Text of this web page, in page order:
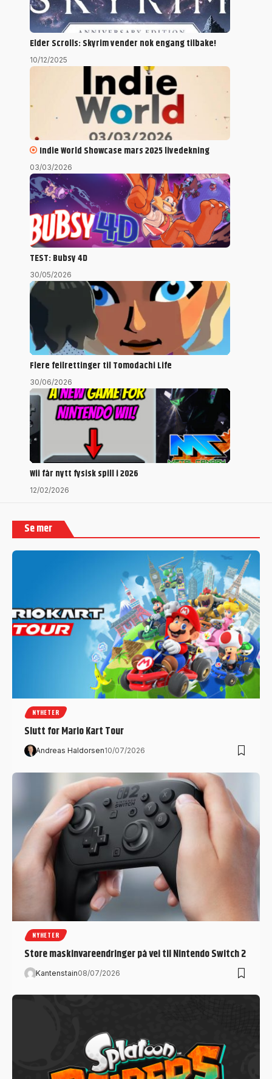
Elder Scrolls: Skyrim vender nok engang tilbake!
10/12/2025
Indie World Showcase mars 2025 livedekning
03/03/2026
TEST: Bubsy 4D
30/05/2026
Flere feilrettinger til Tomodachi Life
30/06/2026
Wii får nytt fysisk spill i 2026
12/02/2026
Se mer
NYHETER
Slutt for Mario Kart Tour
Andreas Haldorsen10/07/2026
NYHETER
Store maskinvareendringer på vei til Nintendo Switch 2
Kantenstain08/07/2026